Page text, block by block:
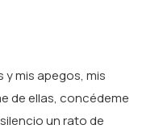
mis apegos, mis
de ellas, concédeme
un rato de